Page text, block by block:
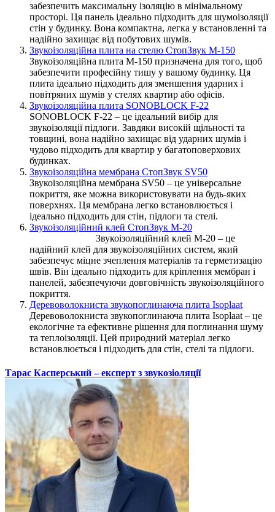
забезпечить максимальну ізоляцію в мінімальному
просторі. Ця панель ідеально підходить для шумоізоляції
стін у будинку. Вона компактна, легка у встановленні та
надійно захищає від побутових шумів.
Звукоізоляційна плита на стелю СтопЗвук М-150
Звукоізоляційна плита М-150 призначена для того, щоб
забезпечити професійну тишу у вашому будинку. Ця
плита ідеально підходить для зменшення ударних і
повітряних шумів у стелях квартир або офісів.
Звукоізоляційна плита SONOBLOCK F-22
SONOBLOCK F-22 – це ідеальний вибір для
звукоізоляції підлоги. Завдяки високій щільності та
товщині, вона надійно захищає від ударних шумів і
чудово підходить для квартир у багатоповерхових
будинках.
Звукоізоляційна мембрана СтопЗвук SV50
Звукоізоляційна мембрана SV50 – це універсальне
покриття, яке можна використовувати на будь-яких
поверхнях. Ця мембрана легко встановлюється і
ідеально підходить для стін, підлоги та стелі.
Звукоізоляційний клей СтопЗвук М-20
Звукоізоляційний клей М-20 – це
надійний клей для звукоізоляційних систем, який
забезпечує міцне зчеплення матеріалів та герметизацію
швів. Він ідеально підходить для кріплення мембран і
панелей, забезпечуючи довговічність звукоізоляційного
покриття.
Деревоволокниста звукопоглинаюча плита Isoplaat
Деревоволокниста звукопоглинаюча плита Isoplaat – це
екологічне та ефективне рішення для поглинання шуму
та теплоізоляції. Цей природний матеріал легко
встановлюється і підходить для стін, стелі та підлоги.
Тарас Касперський – експерт з звукозіоляції